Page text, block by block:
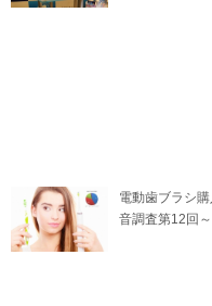
電動歯ブラシ
音調査第12回～